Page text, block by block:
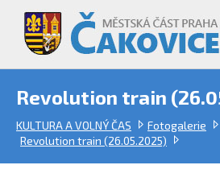
Revolution train
KULTURA A VOLNÝ ČAS
Fotogalerie
Revolution train (26.05.2025)